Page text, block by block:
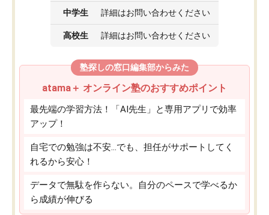
中学生 詳細はお問い合わせください
高校生 詳細はお問い合わせください
塾探しの窓口編集部からみた
atama＋ オンライン塾のおすすめポイント
最先端の学習方法！「AI先生」と専用アプリで効率
アップ！
自宅での勉強は不安…でも、担任がサポートしてく
れるから安心！
データで無駄を作らない。自分のペースで学べるか
ら成績が伸びる